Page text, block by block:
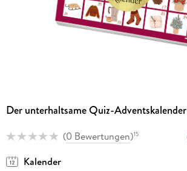
Der unterhaltsame Quiz-Adventskalender
(0 Bewertungen)15
Kalender